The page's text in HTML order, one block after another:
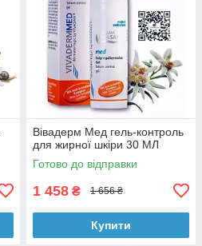
Вівадерм Мед гель-контроль
для жирної шкіри 30 МЛ
Готово до відправки
1 458 ₴ 1 656 ₴
Купити